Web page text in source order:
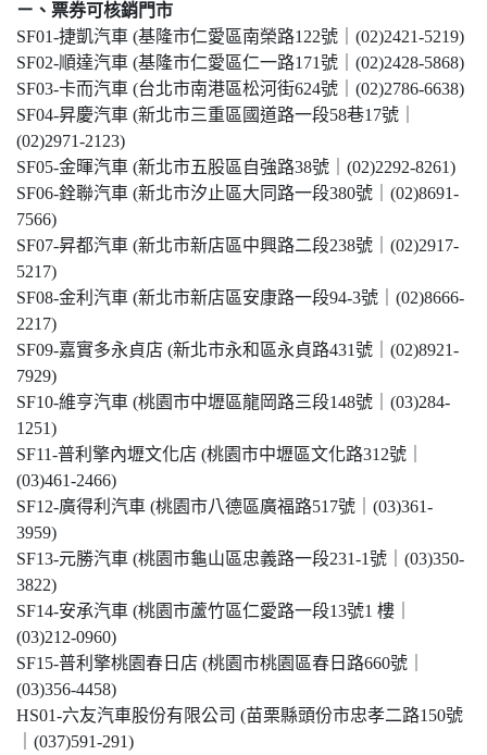
ㄧ、票券可核銷門市
SF01-捷凱汽車 (基隆市仁愛區南榮路122號｜(02)2421-5219)
SF02-順達汽車 (基隆市仁愛區仁一路171號｜(02)2428-5868)
SF03-卡而汽車 (台北市南港區松河街624號｜(02)2786-6638)
SF04-昇慶汽車 (新北市三重區國道路一段58巷17號｜
(02)2971-2123)
SF05-金暉汽車 (新北市五股區自強路38號｜(02)2292-8261)
SF06-銓聯汽車 (新北市汐止區大同路一段380號｜(02)8691-
7566)
SF07-昇都汽車 (新北市新店區中興路二段238號｜(02)2917-
5217)
SF08-金利汽車 (新北市新店區安康路一段94-3號｜(02)8666-
2217)
SF09-嘉實多永貞店 (新北市永和區永貞路431號｜(02)8921-
7929)
SF10-維亨汽車 (桃園市中壢區龍岡路三段148號｜(03)284-
1251)
SF11-普利擎內壢文化店 (桃園市中壢區文化路312號｜
(03)461-2466)
SF12-廣得利汽車 (桃園市八德區廣福路517號｜(03)361-
3959)
SF13-元勝汽車 (桃園市龜山區忠義路一段231-1號｜(03)350-
3822)
SF14-安承汽車 (桃園市蘆竹區仁愛路一段13號1 樓｜
(03)212-0960)
SF15-普利擎桃園春日店 (桃園市桃園區春日路660號｜
(03)356-4458)
HS01-六友汽車股份有限公司 (苗栗縣頭份市忠孝二路150號
｜(037)591-291)